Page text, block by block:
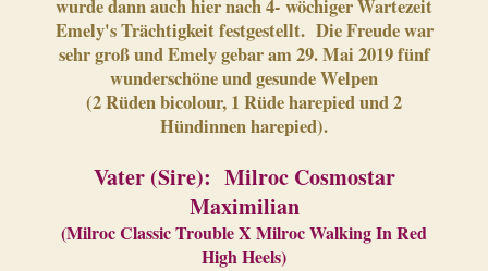
wurde dann auch hier nach 4- wöchiger Wartezeit
Emely's Trächtigkeit festgestellt. Die Freude war
sehr groß und Emely gebar am 29. Mai 2019 fünf
wunderschöne und gesunde Welpen
(2 Rüden bicolour, 1 Rüde harepied und 2
Hündinnen harepied).
Vater (Sire): Milroc Cosmostar
Maximilian
(Milroc Classic Trouble X Milroc Walking In Red
High Heels)